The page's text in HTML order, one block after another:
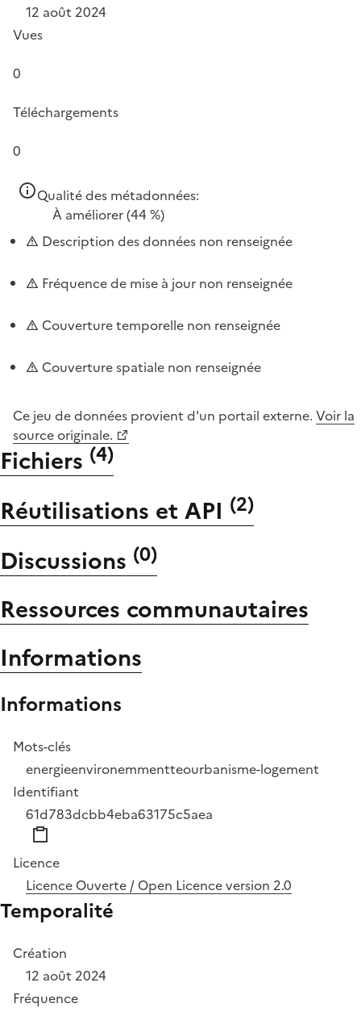
12 août 2024
Vues
0
Téléchargements
0
Qualité des métadonnées:
À améliorer(44 %)
Description des données non renseignée
Fréquence de mise à jour non renseignée
Couverture temporelle non renseignée
Couverture spatiale non renseignée
Ce jeu de données provient d'un portail externe. Voir la
source originale.
Fichiers (4)
Réutilisations et API (2)
Discussions (0)
Ressources communautaires
Informations
Informations
Mots-clés
energieenvironemmentteourbanisme-logement
Identifiant
61d783dcbb4eba63175c5aea
Licence
Licence Ouverte / Open Licence version 2.0
Temporalité
Création
12 août 2024
Fréquence